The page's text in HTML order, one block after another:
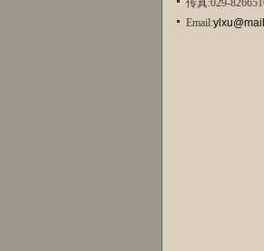
传真:029-
Email: